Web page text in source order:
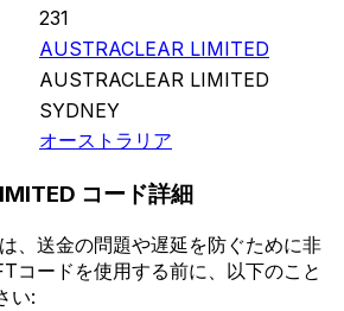
231
AUSTRACLEAR LIMITED
AUSTRACLEAR LIMITED
SYDNEY
オーストラリア
コード詳細
、送金の問題や遅延を防ぐために非
コードを使用する前に、以下のこと
い: